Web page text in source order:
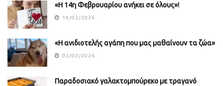
«Η 14η Φεβρουαρίου ανήκει σε όλους»!
14/02/2026
«Η ανιδιοτελής αγάπη που μας μαθαίνουν τα ζώα»
02/02/2026
Παραδοσιακό γαλακτομπούρεκο με τραγανό